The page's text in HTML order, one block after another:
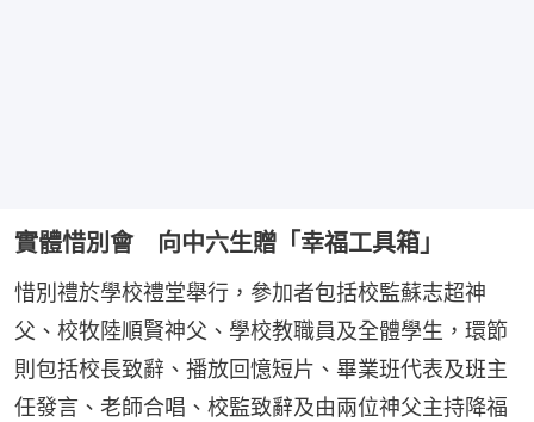
實體惜別會 向中六生贈「幸福工具箱」
惜別禮於學校禮堂舉行，參加者包括校監蘇志超神
父、校牧陸順賢神父、學校教職員及全體學生，環節
則包括校長致辭、播放回憶短片、畢業班代表及班主
任發言、老師合唱、校監致辭及由兩位神父主持降福